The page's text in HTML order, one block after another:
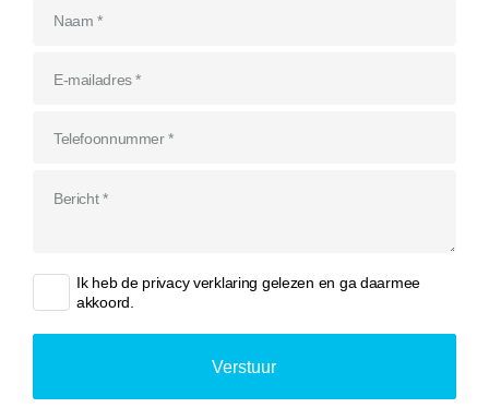
Ik heb de privacy verklaring gelezen en ga daarmee
akkoord.